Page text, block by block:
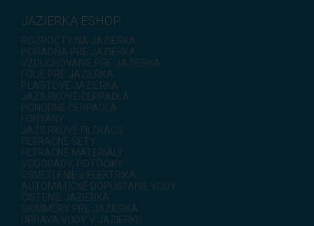
JAZIERKA ESHOP
ROZPOČTY NA JAZIERKA
PORADŇA PRE JAZIERKA
VZDUCHOVANIE PRE JAZIERKA
FÓLIE PRE JAZIERKA
PLASTOVÉ JAZIERKA
JAZIERKOVÉ ČERPADLÁ
PONORNÉ ČERPADLÁ
FONTÁNY
JAZIERKOVÉ FILTRÁCIE
FILTRAČNÉ SETY
FILTRAČNÉ MATERIÁLY
VODOPÁDY, POTÔČIKY
OSVETLENIE a ELEKTRIKA
AUTOMATICKÉ DOPÚŠŤANIE VODY
ČISTENIE JAZIERKA
SKIMMERY PRE JAZIERKA
ÚPRAVA VODY V JAZIERKU